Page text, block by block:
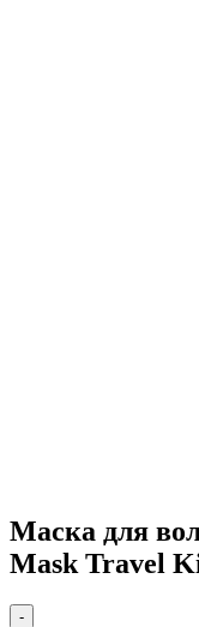
Маска для
Mask Travel
-